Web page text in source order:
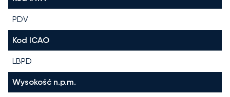
PDV
Kod ICAO
LBPD
Wysokość n.p.m.